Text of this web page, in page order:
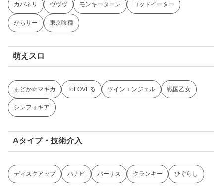
カバネリ ヴヴヴ モンキーターン ゴッドイーター
からサー 東京喰種
萌えスロ
まどか☆マギカ ToLOVEる ツインエンジェル 戦国乙女
シンフォギア
Aタイプ・技術介入
ディスクアップ ハナビ バーサス クランキー ひぐらし